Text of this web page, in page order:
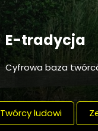
E-tradycja
Cyfrowa baza
Twórcy ludowi